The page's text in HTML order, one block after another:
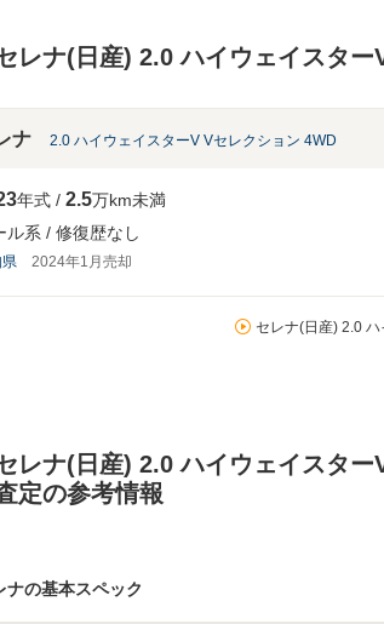
レナ(日産) 2.0 ハイウェイスタ
ナ 2.0 ハイウェイスターV Vセレクション 4WD
年式 2.5万km未満
ル系
修復歴なし
2024年1月売却
セレナ(日産) 2.0
レナ(日産) 2.0 ハイウェイスタ
定の参考情報
ナの基本スペック